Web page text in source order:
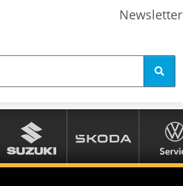
Newsletter